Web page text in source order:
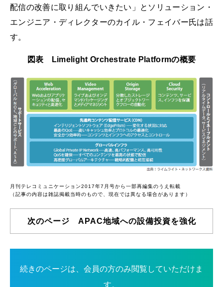
配信の改善に取り組んでいきたい」とソリューション・
エンジニア・ディレクターのカイル・フェイバー氏は話
す。
図表 Limelight Orchestrate Platformの概要
月刊テレコミュニケーション2017年7月号から一部再編集のうえ転載
（記事の内容は雑誌掲載当時のもので、現在では異なる場合があります）
次のページ APAC地域への設備投資を強化
続きのページは、会員の方のみ閲覧していただけま
す。